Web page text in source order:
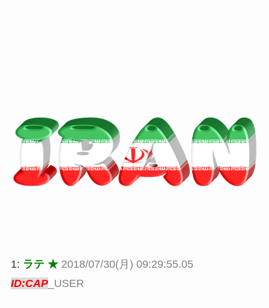
1: ラテ ★ 2018/07/30(月) 09:29:55.05
ID:CAP_USER